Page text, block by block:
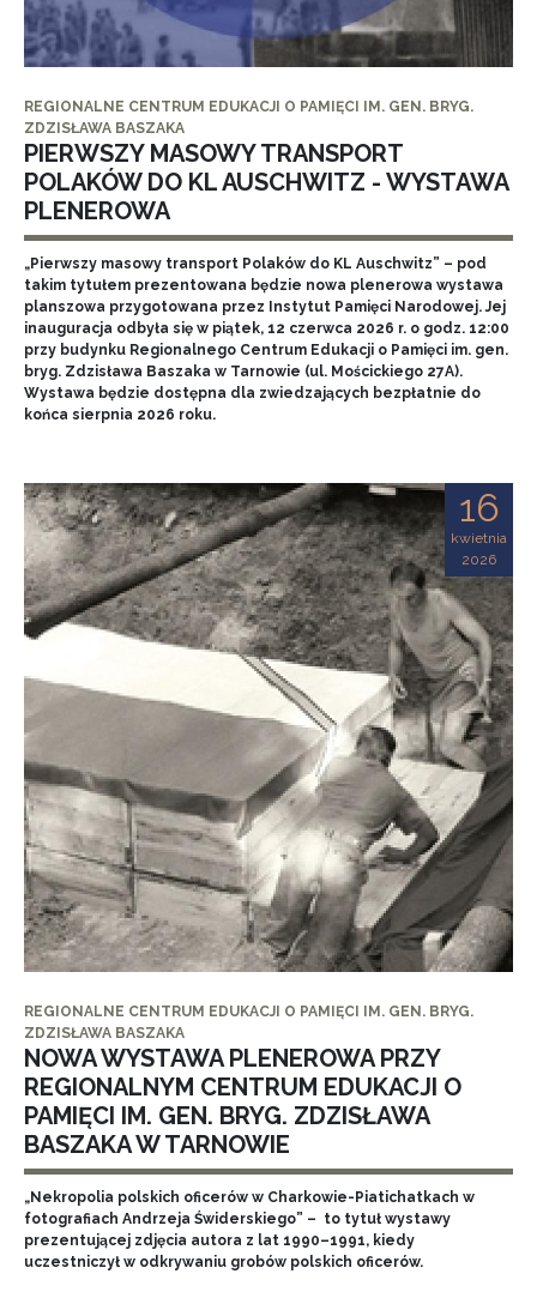
REGIONALNE CENTRUM EDUKACJI O PAMIĘCI IM. GEN. BRYG.
ZDZISŁAWA BASZAKA
PIERWSZY MASOWY TRANSPORT
POLAKÓW DO KL AUSCHWITZ - WYSTAWA
PLENEROWA
„Pierwszy masowy transport Polaków do KL Auschwitz” – pod
takim tytułem prezentowana będzie nowa plenerowa wystawa
planszowa przygotowana przez Instytut Pamięci Narodowej. Jej
inauguracja odbyła się w piątek, 12 czerwca 2026 r. o godz. 12:00
przy budynku Regionalnego Centrum Edukacji o Pamięci im. gen.
bryg. Zdzisława Baszaka w Tarnowie (ul. Mościckiego 27A).
Wystawa będzie dostępna dla zwiedzających bezpłatnie do
końca sierpnia 2026 roku.
16
kwietnia
2026
REGIONALNE CENTRUM EDUKACJI O PAMIĘCI IM. GEN. BRYG.
ZDZISŁAWA BASZAKA
NOWA WYSTAWA PLENEROWA PRZY
REGIONALNYM CENTRUM EDUKACJI O
PAMIĘCI IM. GEN. BRYG. ZDZISŁAWA
BASZAKA W TARNOWIE
„Nekropolia polskich oficerów w Charkowie-Piatichatkach w
fotografiach Andrzeja Świderskiego” – to tytuł wystawy
prezentującej zdjęcia autora z lat 1990–1991, kiedy
uczestniczył w odkrywaniu grobów polskich oficerów.